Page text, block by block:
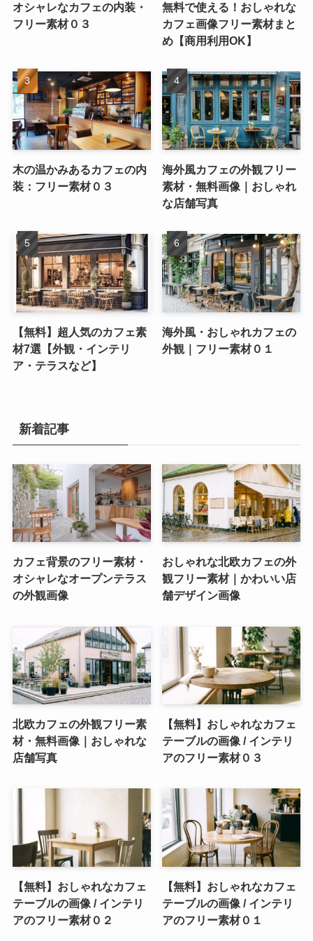
オシャレなカフェの内装・
フリー素材０３
無料で使える！おしゃれな
カフェ画像フリー素材まと
め【商用利用OK】
木の温かみあるカフェの内
装：フリー素材０３
海外風カフェの外観フリー
素材・無料画像｜おしゃれ
な店舗写真
【無料】超人気のカフェ素
材7選【外観・インテリ
ア・テラスなど】
海外風・おしゃれカフェの
外観｜フリー素材０１
新着記事
カフェ背景のフリー素材・
オシャレなオープンテラス
の外観画像
おしゃれな北欧カフェの外
観フリー素材｜かわいい店
舗デザイン画像
北欧カフェの外観フリー素
材・無料画像｜おしゃれな
店舗写真
【無料】おしゃれなカフェ
テーブルの画像 / インテリ
アのフリー素材０３
【無料】おしゃれなカフェ
テーブルの画像 / インテリ
アのフリー素材０２
【無料】おしゃれなカフェ
テーブルの画像 / インテリ
アのフリー素材０１